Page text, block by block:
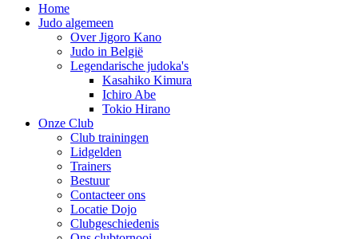
Home
Judo algemeen
Over Jigoro Kano
Judo in België
Legendarische judoka's
Kasahiko Kimura
Ichiro Abe
Tokio Hirano
Onze Club
Club trainingen
Lidgelden
Trainers
Bestuur
Contacteer ons
Locatie Dojo
Clubgeschiedenis